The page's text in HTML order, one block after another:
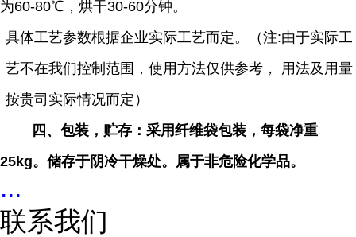
为60-80℃，烘干30-60分钟。
具体工艺参数根据企业实际工艺而定。（注:由于实际工
艺不在我们控制范围，使用方法仅供参考， 用法及用量
按贵司实际情况而定）
四、包装，贮存： 采用纤维袋包装，每袋净重
25kg。储存于阴冷干燥处。属于非危险化学品。
...
联系我们